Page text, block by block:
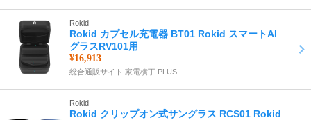
Rokid
Rokid カプセル充電器 BT01 Rokid スマートAI
グラスRV101用
¥16,913
総合通販サイト 家電横丁 PLUS
Rokid
Rokid クリップオン式サングラス RCS01 Rokid